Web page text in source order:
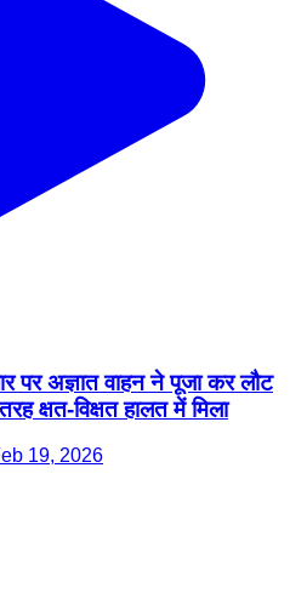
पर अज्ञात वाहन ने पूजा कर लौट
क्षत-विक्षत हालत में मिला
19, 2026